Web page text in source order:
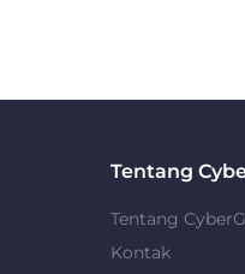
Tentang
Tentang
Kontak